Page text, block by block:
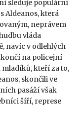
sleduje populární
Aldeanos, která
neprávem
vláda
navíc v odlehlých
končí na policejní
kteří za to,
skončili ve
pasáží však
šíří, represe